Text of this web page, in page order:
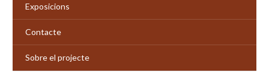
Exposicions
Contacte
Sobre el projecte